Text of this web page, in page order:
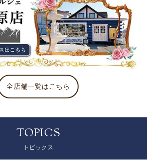
全店舗一覧はこちら
TOPICS
トピックス